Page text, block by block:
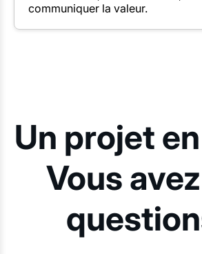
communiquer la valeur.
Un projet
Vous